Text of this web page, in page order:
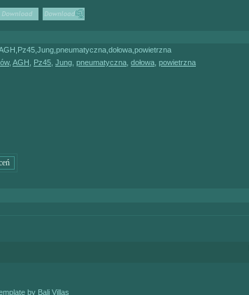
, AGH Pz45 Jung pneumatyczna dołowa powietrzna
by Bali Villas